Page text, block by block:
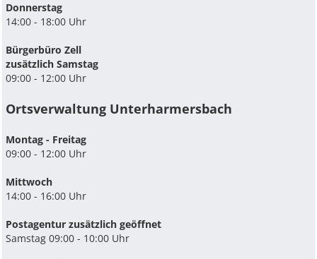
Donnerstag
14:00 - 18:00 Uhr
Bürgerbüro Zell
zusätzlich Samstag
09:00 - 12:00 Uhr
Ortsverwaltung Unterharmersbach
Montag - Freitag
09:00 - 12:00 Uhr
Mittwoch
14:00 - 16:00 Uhr
Postagentur zusätzlich geöffnet
Samstag 09:00 - 10:00 Uhr